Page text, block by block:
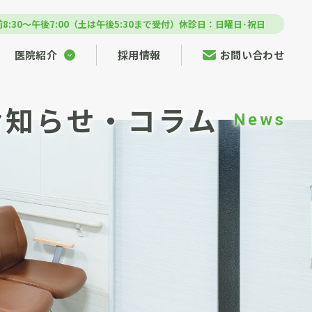
～午後7:00（土は午後5:30まで受付） 休診日：日曜日･祝日
医院紹介 採用情報 お問い合わせ
らせ・コラム News